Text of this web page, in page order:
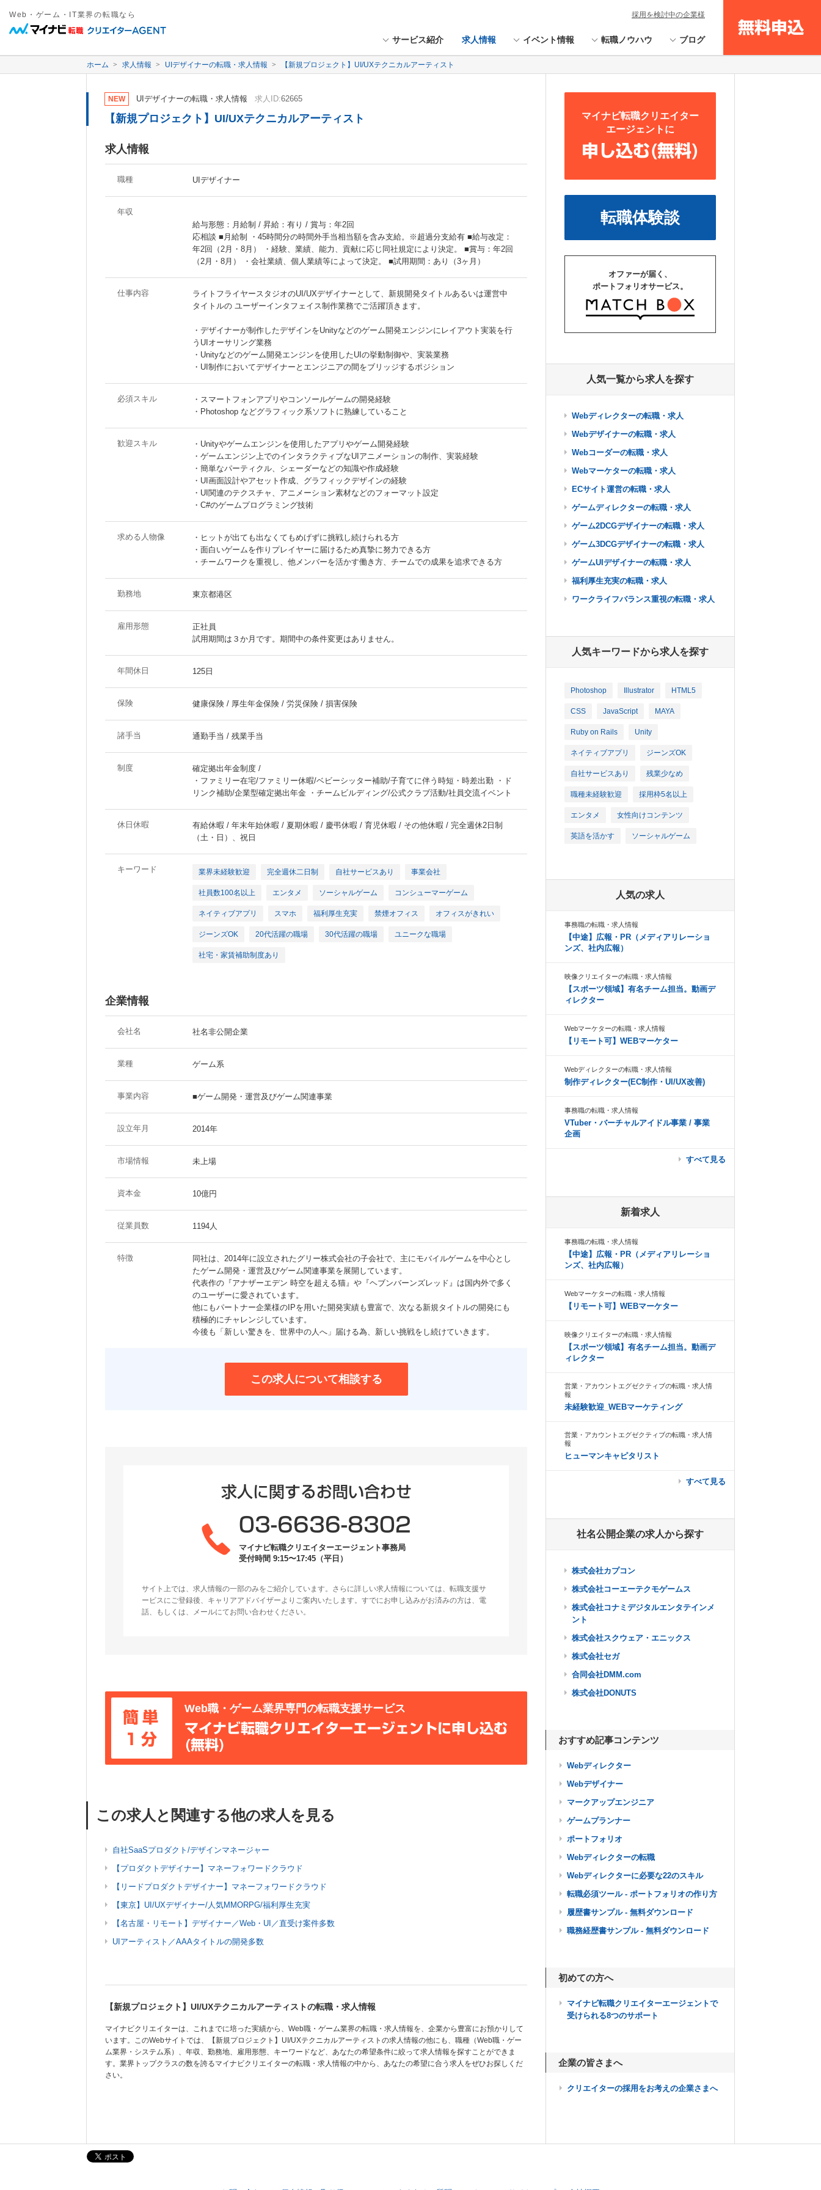
Web・ゲーム・IT業界の転職なら
サービス紹介 求人情報 イベント情報 転職ノウハウ ブログ
無料申込
採用を検討中の企業様
ホーム 求人情報 UIデザイナーの転職・求人情報 【新規プロジェクト】UI/UXテクニカルアーティスト
NEW UIデザイナーの転職・求人情報 求人ID:62665
【新規プロジェクト】UI/UXテクニカルアーティスト
求人情報
職種 UIデザイナー
年収
給与形態：月給制 / 昇給：有り / 賞与：年2回
応相談 ■月給制 ・45時間分の時間外手当相当額を含み支給。※超過分支給有 ■給与改定：
年2回（2月・8月） ・経験、業績、能力、貢献に応じ同社規定により決定。 ■賞与：年2回
（2月・8月） ・会社業績、個人業績等によって決定。 ■試用期間：あり（3ヶ月）
仕事内容
ライトフライヤースタジオのUI/UXデザイナーとして、新規開発タイトルあるいは運営中
タイトルの ユーザーインタフェイス制作業務でご活躍頂きます。
・デザイナーが制作したデザインをUnityなどのゲーム開発エンジンにレイアウト実装を行
うUIオーサリング業務
・Unityなどのゲーム開発エンジンを使用したUIの挙動制御や、実装業務
・UI制作においてデザイナーとエンジニアの間をブリッジするポジション
必須スキル
・スマートフォンアプリやコンソールゲームの開発経験
・Photoshop などグラフィック系ソフトに熟練していること
歓迎スキル
・Unityやゲームエンジンを使用したアプリやゲーム開発経験
・ゲームエンジン上でのインタラクティブなUIアニメーションの制作、実装経験
・簡単なパーティクル、シェーダーなどの知識や作成経験
・UI画面設計やアセット作成、グラフィックデザインの経験
・UI関連のテクスチャ、アニメーション素材などのフォーマット設定
・C#のゲームプログラミング技術
求める人物像
・ヒットが出ても出なくてもめげずに挑戦し続けられる方
・面白いゲームを作りプレイヤーに届けるため真摯に努力できる方
・チームワークを重視し、他メンバーを活かす働き方、チームでの成果を追求できる方
勤務地 東京都港区
雇用形態
正社員
試用期間は３か月です。期間中の条件変更はありません。
年間休日 125日
保険 健康保険 / 厚生年金保険 / 労災保険 / 損害保険
諸手当 通勤手当 / 残業手当
制度
確定拠出年金制度 /
・ファミリー在宅/ファミリー休暇/ベビーシッター補助/子育てに伴う時短・時差出勤 ・ド
リンク補助/企業型確定拠出年金 ・チームビルディング/公式クラブ活動/社員交流イベント
休日休暇
有給休暇 / 年末年始休暇 / 夏期休暇 / 慶弔休暇 / 育児休暇 / その他休暇 / 完全週休2日制
（土・日）、祝日
キーワード 業界未経験歓迎 完全週休二日制 自社サービスあり 事業会社
社員数100名以上 エンタメ ソーシャルゲーム コンシューマーゲーム
ネイティブアプリ スマホ 福利厚生充実 禁煙オフィス オフィスがきれい
ジーンズOK 20代活躍の職場 30代活躍の職場 ユニークな職場
社宅・家賃補助制度あり
企業情報
会社名 社名非公開企業
業種 ゲーム系
事業内容 ■ゲーム開発・運営及びゲーム関連事業
設立年月 2014年
市場情報 未上場
資本金 10億円
従業員数 1194人
特徴
同社は、2014年に設立されたグリー株式会社の子会社で、主にモバイルゲームを中心とし
たゲーム開発・運営及びゲーム関連事業を展開しています。
代表作の『アナザーエデン 時空を超える猫』や『ヘブンバーンズレッド』は国内外で多く
のユーザーに愛されています。
他にもパートナー企業様のIPを用いた開発実績も豊富で、次なる新規タイトルの開発にも
積極的にチャレンジしています。
今後も「新しい驚きを、世界中の人へ」届ける為、新しい挑戦をし続けていきます。
この求人について相談する
求人に関するお問い合わせ
03-6636-8302
マイナビ転職クリエイターエージェント事務局
受付時間 9:15〜17:45（平日）
サイト上では、求人情報の一部のみをご紹介しています。さらに詳しい求人情報については、転職支援サ
ービスにご登録後、キャリアアドバイザーよりご案内いたします。すでにお申し込みがお済みの方は、電
話、もしくは、メールにてお問い合わせください。
簡単
1分
Web職・ゲーム業界専門の転職支援サービス
マイナビ転職クリエイターエージェントに申し込む
(無料)
この求人と関連する他の求人を見る
自社SaaSプロダクト/デザインマネージャー
【プロダクトデザイナー】マネーフォワードクラウド
【リードプロダクトデザイナー】マネーフォワードクラウド
【東京】UI/UXデザイナー/人気MMORPG/福利厚生充実
【名古屋・リモート】デザイナー／Web・UI／直受け案件多数
UIアーティスト／AAAタイトルの開発多数
【新規プロジェクト】UI/UXテクニカルアーティストの転職・求人情報
マイナビクリエイターは、これまでに培った実績から、Web職・ゲーム業界の転職・求人情報を、企業から豊富にお預かりして
います。このWebサイトでは、【新規プロジェクト】UI/UXテクニカルアーティストの求人情報の他にも、職種（Web職・ゲー
ム業界・システム系）、年収、勤務地、雇用形態、キーワードなど、あなたの希望条件に絞って求人情報を探すことができま
す。業界トップクラスの数を誇るマイナビクリエイターの転職・求人情報の中から、あなたの希望に合う求人をぜひお探しくだ
さい。
マイナビ転職クリエイター
エージェントに
申し込む(無料)
転職体験談
オファーが届く、
ポートフォリオサービス。
人気一覧から求人を探す
Webディレクターの転職・求人
Webデザイナーの転職・求人
Webコーダーの転職・求人
Webマーケターの転職・求人
ECサイト運営の転職・求人
ゲームディレクターの転職・求人
ゲーム2DCGデザイナーの転職・求人
ゲーム3DCGデザイナーの転職・求人
ゲームUIデザイナーの転職・求人
福利厚生充実の転職・求人
ワークライフバランス重視の転職・求人
人気キーワードから求人を探す
Photoshop Illustrator HTML5
CSS JavaScript MAYA
Ruby on Rails Unity
ネイティブアプリ ジーンズOK
自社サービスあり 残業少なめ
職種未経験歓迎 採用枠5名以上
エンタメ 女性向けコンテンツ
英語を活かす ソーシャルゲーム
人気の求人
事務職の転職・求人情報
【中途】広報・PR（メディアリレーショ
ンズ、社内広報）
映像クリエイターの転職・求人情報
【スポーツ領域】有名チーム担当。動画デ
ィレクター
Webマーケターの転職・求人情報
【リモート可】WEBマーケター
Webディレクターの転職・求人情報
制作ディレクター(EC制作・UI/UX改善)
事務職の転職・求人情報
VTuber・バーチャルアイドル事業 / 事業
企画
すべて見る
新着求人
事務職の転職・求人情報
【中途】広報・PR（メディアリレーショ
ンズ、社内広報）
Webマーケターの転職・求人情報
【リモート可】WEBマーケター
映像クリエイターの転職・求人情報
【スポーツ領域】有名チーム担当。動画デ
ィレクター
営業・アカウントエグゼクティブの転職・求人情
報
未経験歓迎_WEBマーケティング
営業・アカウントエグゼクティブの転職・求人情
報
ヒューマンキャピタリスト
すべて見る
社名公開企業の求人から探す
株式会社カプコン
株式会社コーエーテクモゲームス
株式会社コナミデジタルエンタテインメ
ント
株式会社スクウェア・エニックス
株式会社セガ
合同会社DMM.com
株式会社DONUTS
おすすめ記事コンテンツ
Webディレクター
Webデザイナー
マークアップエンジニア
ゲームプランナー
ポートフォリオ
Webディレクターの転職
Webディレクターに必要な22のスキル
転職必須ツール - ポートフォリオの作り方
履歴書サンプル - 無料ダウンロード
職務経歴書サンプル - 無料ダウンロード
初めての方へ
マイナビ転職クリエイターエージェントで
受けられる8つのサポート
企業の皆さまへ
クリエイターの採用をお考えの企業さまへ